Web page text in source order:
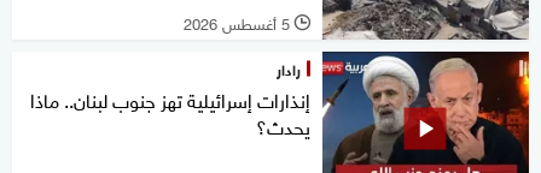
l 5 أغسطس 2026
رادار
إنذارات إسرائيلية تهز جنوب لبنان.. ماذا
يحدث؟